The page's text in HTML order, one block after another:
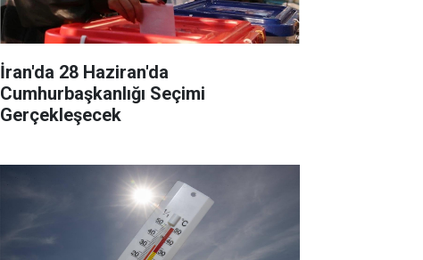
İran'da 28 Haziran'da
Cumhurbaşkanlığı Seçimi
Gerçekleşecek